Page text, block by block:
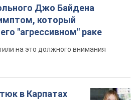
Джо Байдена
который
"агрессивном" раке
на это должного внимания
в Карпатах